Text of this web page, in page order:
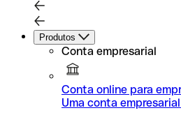
Produtos
Conta empresarial
Conta online para
Uma conta